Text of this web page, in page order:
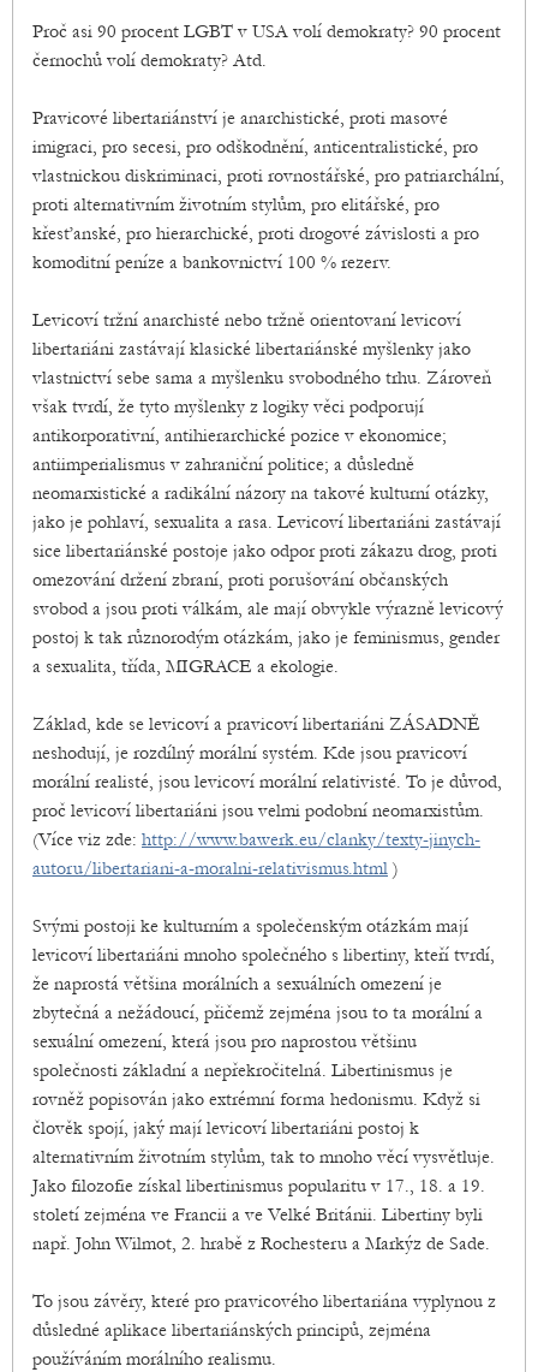
Proč asi 90 procent LGBT v USA volí demokraty? 90 procent
černochů volí demokraty? Atd.
Pravicové libertariánství je anarchistické, proti masové
imigraci, pro secesi, pro odškodnění, anticentralistické, pro
vlastnickou diskriminaci, proti rovnostářské, pro patriarchální,
proti alternativním životním stylům, pro elitářské, pro
křesťanské, pro hierarchické, proti drogové závislosti a pro
komoditní peníze a bankovnictví 100 % rezerv.
Levicoví tržní anarchisté nebo tržně orientovaní levicoví
libertariáni zastávají klasické libertariánské myšlenky jako
vlastnictví sebe sama a myšlenku svobodného trhu. Zároveň
však tvrdí, že tyto myšlenky z logiky věci podporují
antikorporativní, antihierarchické pozice v ekonomice;
antiimperialismus v zahraniční politice; a důsledně
neomarxistické a radikální názory na takové kulturní otázky,
jako je pohlaví, sexualita a rasa. Levicoví libertariáni zastávají
sice libertariánské postoje jako odpor proti zákazu drog, proti
omezování držení zbraní, proti porušování občanských
svobod a jsou proti válkám, ale mají obvykle výrazně levicový
postoj k tak různorodým otázkám, jako je feminismus, gender
a sexualita, třída, MIGRACE a ekologie.
Základ, kde se levicoví a pravicoví libertariáni ZÁSADNĚ
neshodují, je rozdílný morální systém. Kde jsou pravicoví
morální realisté, jsou levicoví morální relativisté. To je důvod,
proč levicoví libertariáni jsou velmi podobní neomarxistům.
(Více viz zde: http://www.bawerk.eu/clanky/texty-jinych-
autoru/libertariani-a-moralni-relativismus.html )
Svými postoji ke kulturním a společenským otázkám mají
levicoví libertariáni mnoho společného s libertiny, kteří tvrdí,
že naprostá většina morálních a sexuálních omezení je
zbytečná a nežádoucí, přičemž zejména jsou to ta morální a
sexuální omezení, která jsou pro naprostou většinu
společnosti základní a nepřekročitelná. Libertinismus je
rovněž popisován jako extrémní forma hedonismu. Když si
člověk spojí, jaký mají levicoví libertariáni postoj k
alternativním životním stylům, tak to mnoho věcí vysvětluje.
Jako filozofie získal libertinismus popularitu v 17., 18. a 19.
století zejména ve Francii a ve Velké Británii. Libertiny byli
např. John Wilmot, 2. hrabě z Rochesteru a Markýz de Sade.
To jsou závěry, které pro pravicového libertariána vyplynou z
důsledné aplikace libertariánských principů, zejména
používáním morálního realismu.